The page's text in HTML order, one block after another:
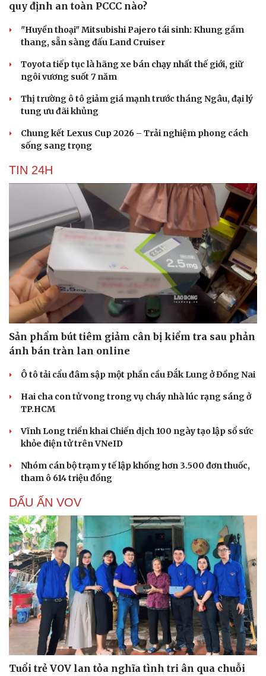
Du lịch
Tư vấn
Săn Tour
check-in
Podcast
Câu chuyện thời sự
Đọc truyện đêm khuya
Cửa sổ tình yêu
Kể chuyện cho bé
Hạt giống tâm hồn
quy định an toàn PCCC nào?
"Huyền thoại" Mitsubishi Pajero tái sinh: Khung gầm
thang, sẵn sàng đấu Land Cruiser
Toyota tiếp tục là hãng xe bán chạy nhất thế giới, giữ
ngôi vương suốt 7 năm
Thị trường ô tô giảm giá mạnh trước tháng Ngâu, đại lý
tung ưu đãi khủng
Chung kết Lexus Cup 2026 – Trải nghiệm phong cách
sống sang trọng
TIN 24H
Sản phẩm bút tiêm giảm cân bị kiểm tra sau phản
ánh bán tràn lan online
Ô tô tải cẩu đâm sập một phần cầu Đắk Lung ở Đồng Nai
Hai cha con tử vong trong vụ cháy nhà lúc rạng sáng ở
TP.HCM
Vĩnh Long triển khai Chiến dịch 100 ngày tạo lập sổ sức
khỏe điện tử trên VNeID
Nhóm cán bộ trạm y tế lập khống hơn 3.500 đơn thuốc,
tham ô 614 triệu đồng
DẤU ẤN VOV
Tuổi trẻ VOV lan tỏa nghĩa tình tri ân qua chuỗi